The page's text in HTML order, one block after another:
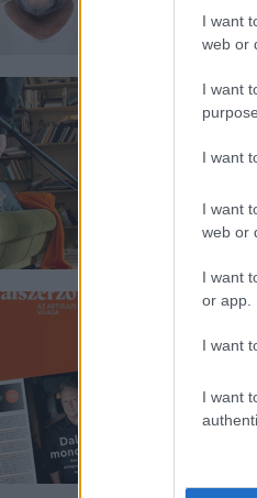
I want
web or
I want
I want
I want
web or
I want
or app.
I want
I want